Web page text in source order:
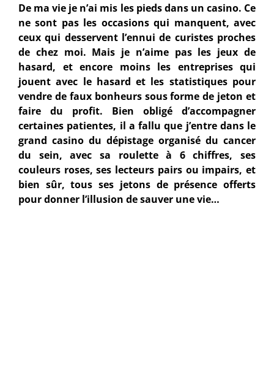
De ma vie je n’ai mis les pieds dans un casino. Ce
ne sont pas les occasions qui manquent, avec
ceux qui desservent l’ennui de curistes proches
de chez moi. Mais je n’aime pas les jeux de
hasard, et encore moins les entreprises qui
jouent avec le hasard et les statistiques pour
vendre de faux bonheurs sous forme de jeton et
faire du profit. Bien obligé d’accompagner
certaines patientes, il a fallu que j’entre dans le
grand casino du dépistage organisé du cancer
du sein, avec sa roulette à 6 chiffres, ses
couleurs roses, ses lecteurs pairs ou impairs, et
bien sûr, tous ses jetons de présence offerts
pour donner l’illusion de sauver une vie…